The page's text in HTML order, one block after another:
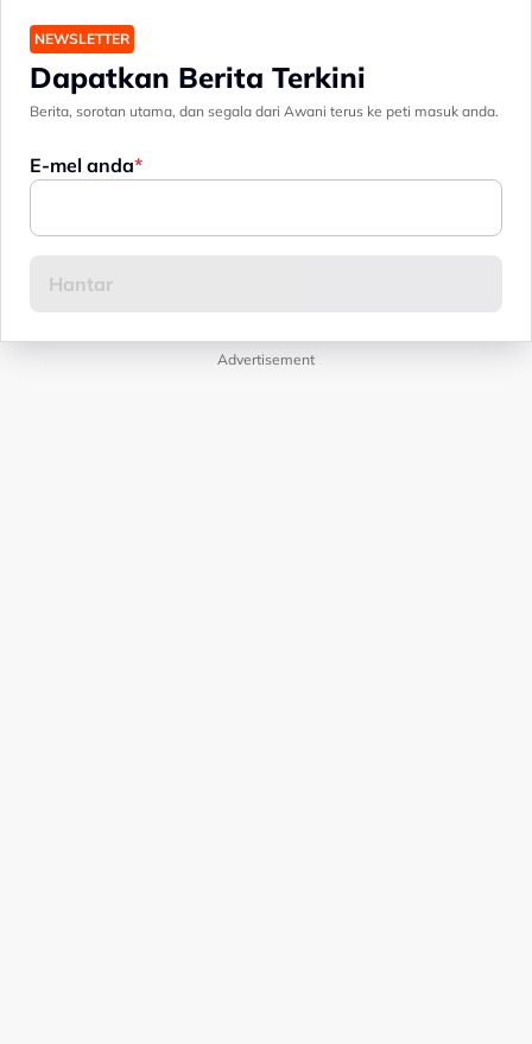
NEWSLETTER
Dapatkan Berita Terkini
Berita, sorotan utama, dan segala dari Awani terus ke peti masuk anda.
E-mel anda
Advertisement